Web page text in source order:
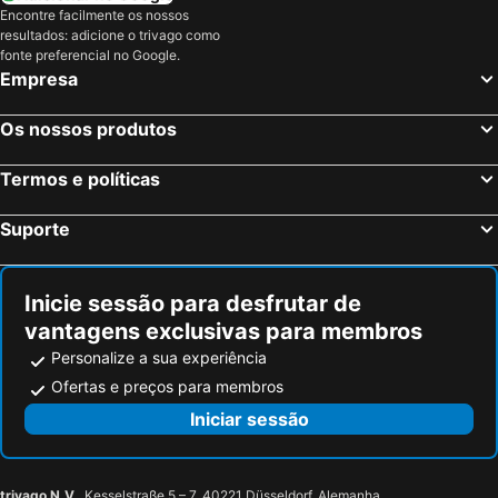
Wageningen, bed and breakfasts
Heusden, bed and breakfasts
Werkendam, bed and breakfasts
Gemert-Bakel, bed and breakfasts
Boekel, bed and breakfasts
Oud-Turnhout, bed and breakfasts
Tiel, bed and breakfasts
Encontre facilmente os nossos
resultados: adicione o trivago como
fonte preferencial no Google.
Empresa
Os nossos produtos
Termos e políticas
Suporte
Inicie sessão para desfrutar de
vantagens exclusivas para membros
Personalize a sua experiência
Ofertas e preços para membros
Iniciar sessão